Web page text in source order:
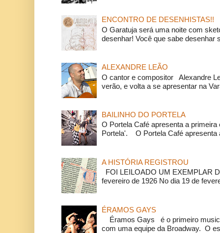
ENCONTRO DE DESENHISTAS!!
O Garatuja será uma noite com
desenhar! Você que sabe desenhar
ALEXANDRE LEÃO
O cantor e compositor Alexandre
verão, e volta a se apresentar na
BAILINHO DO PORTELA
O Portela Café apresenta a
Portela'. O Portela Café apresenta
A HISTÓRIA REGISTROU
FOI LEILOADO UM EXEMPLAR
fevereiro de 1926 No dia 19 de
ÉRAMOS GAYS
Éramos Gays é o primeiro
com uma equipe da Broadway. O